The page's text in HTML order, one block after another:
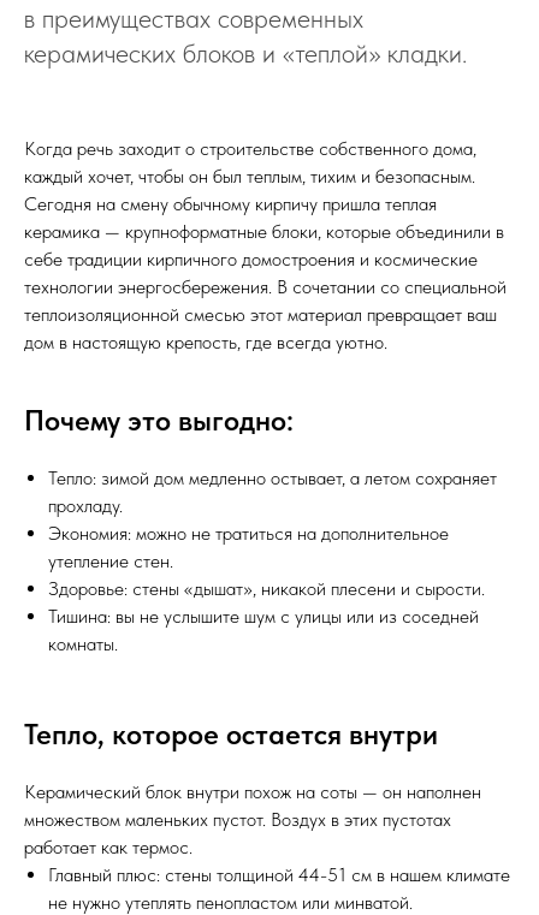
в преимуществах современных
керамических блоков и «теплой» кладки.
Когда речь заходит о строительстве собственного дома,
каждый хочет, чтобы он был теплым, тихим и безопасным.
Сегодня на смену обычному кирпичу пришла теплая
керамика — крупноформатные блоки, которые объединили в
себе традиции кирпичного домостроения и космические
технологии энергосбережения. В сочетании со специальной
теплоизоляционной смесью этот материал превращает ваш
дом в настоящую крепость, где всегда уютно.
Почему это выгодно:
Тепло: зимой дом медленно остывает, а летом сохраняет
прохладу.
Экономия: можно не тратиться на дополнительное
утепление стен.
Здоровье: стены «дышат», никакой плесени и сырости.
Тишина: вы не услышите шум с улицы или из соседней
комнаты.
Тепло, которое остается внутри
Керамический блок внутри похож на соты — он наполнен
множеством маленьких пустот. Воздух в этих пустотах
работает как термос.
Главный плюс: стены толщиной 44-51 см в нашем климате
не нужно утеплять пенопластом или минватой.